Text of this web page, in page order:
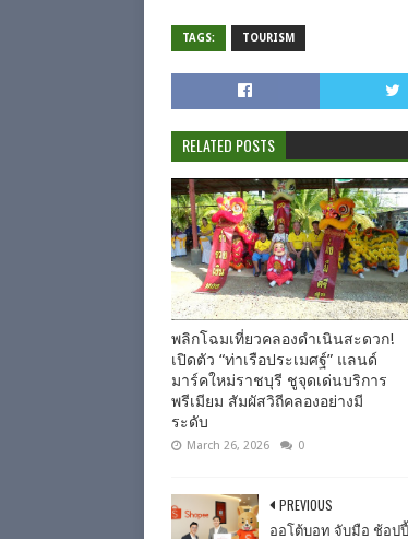
TAGS: TOURISM
RELATED POSTS
พลิกโฉมเที่ยวคลองดำเนินสะดวก!
เปิดตัว “ท่าเรือประเมศฐ์” แลนด์
มาร์คใหม่ราชบุรี ชูจุดเด่นบริการ
พรีเมียม สัมผัสวิถีคลองอย่างมี
ระดับ
March 26, 2026 0
PREVIOUS
ออโต้บอท จับมือ ช้อป